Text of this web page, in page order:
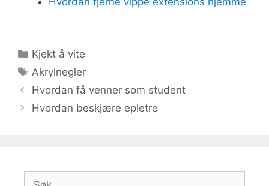
Kategorier
Kjekt å vite
Stikkord
Akrylnegler
Hvordan få venner som student
Hvordan beskjære epletre
Søk